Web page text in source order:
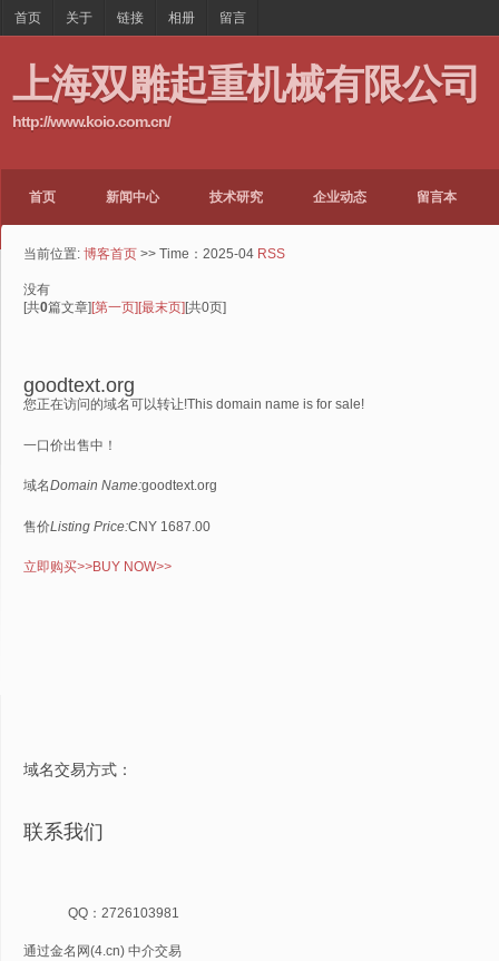
首页 关于 链接 相册 留言
上海双雕起重机械有限公司
http://www.koio.com.cn/
首页 新闻中心 技术研究 企业动态 留言本
当前位置: 博客首页 >> Time：2025-04 RSS
没有
[共0篇文章][第一页][最末页][共0页]
goodtext.org
您正在访问的域名可以转让!This domain name is for sale!
一口价出售中！
域名Domain Name:goodtext.org
售价Listing Price:CNY 1687.00
立即购买>>BUY NOW>>
域名交易方式：
联系我们
QQ：2726103981
通过金名网(4.cn) 中介交易